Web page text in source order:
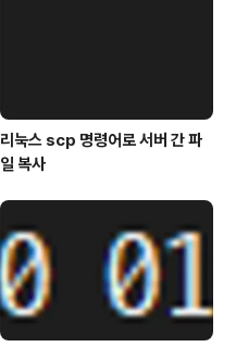
리눅스 scp 명령어로 서버 간 파
일 복사